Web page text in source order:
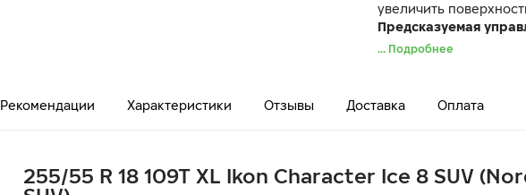
увеличить
Предсказуемая
поездку.
Nordman 8 SUV.
... Подробнее
Рекомендации Характеристики Отзывы Доставка Оплата
255/55 R 18 109T XL Ikon Character Ice 8 SUV